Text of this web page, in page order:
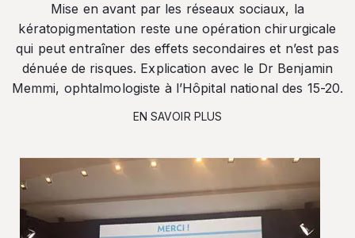
Mise en avant par les réseaux sociaux, la
kératopigmentation reste une opération chirurgicale
qui peut entraîner des effets secondaires et n’est pas
dénuée de risques. Explication avec le Dr Benjamin
Memmi, ophtalmologiste à l’Hôpital national des 15-20.
EN SAVOIR PLUS